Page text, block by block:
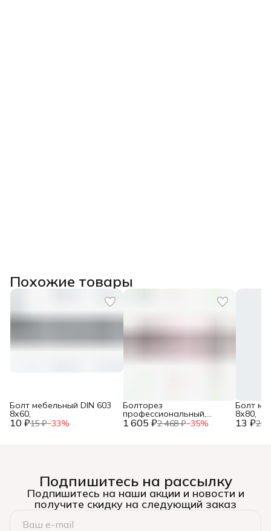
Похожие товары
10 ₽15 ₽−33%
Болт мебельный DIN 603
8х60,
1 605 ₽2 468 ₽−35%
Болторез
профессиональный,
губки из 13 ₽20
Болт
8х80,
Подпишитесь на рассылку
Подпишитесь на наши акции и новости и
получите скидку на следующий заказ